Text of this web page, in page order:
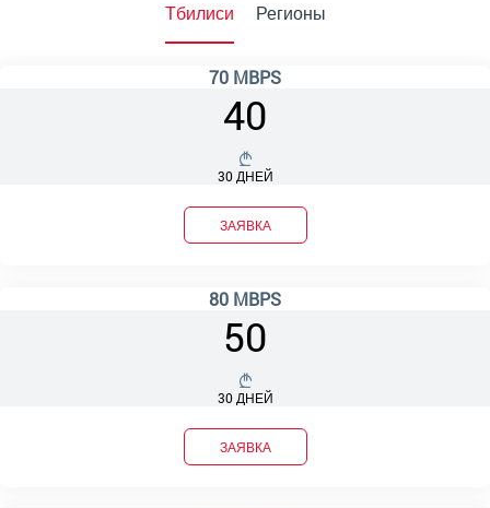
Тбилиси Регионы
70 MBPS
40
30 ДНЕЙ
ЗАЯВКА
80 MBPS
50
30 ДНЕЙ
ЗАЯВКА